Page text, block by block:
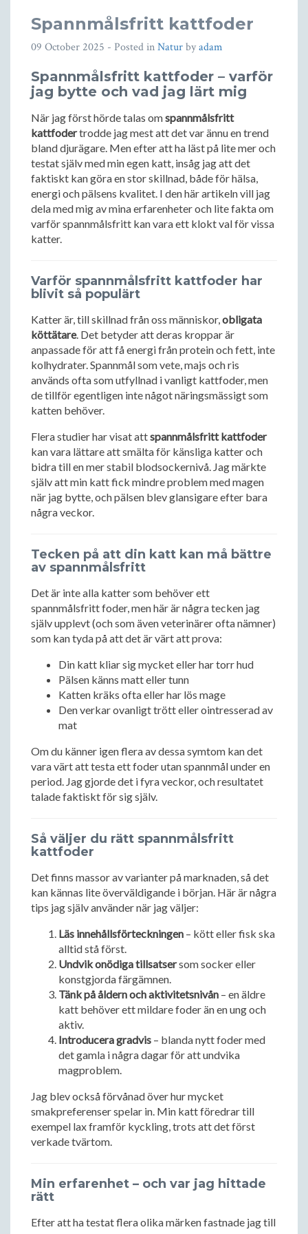
Spannmålsfritt kattfoder
09 October 2025 - Posted inNaturbyadam
Spannmålsfritt kattfoder – varför
jag bytte och vad jag lärt mig
När jag först hörde talas omspannmålsfritt
kattfodertrodde jag mest att det var ännu en trend
bland djurägare. Men efter att ha läst på lite mer och
testat själv med min egen katt, insåg jag att det
faktiskt kan göra en stor skillnad, både för hälsa,
energi och pälsens kvalitet. I den här artikeln vill jag
dela med mig av mina erfarenheter och lite fakta om
varför spannmålsfritt kan vara ett klokt val för vissa
katter.
Varför spannmålsfritt kattfoder har
blivit så populärt
Katter är, till skillnad från oss människor,obligata
köttätare. Det betyder att deras kroppar är
anpassade för att få energi från protein och fett, inte
kolhydrater. Spannmål som vete, majs och ris
används ofta som utfyllnad i vanligt kattfoder, men
de tillför egentligen inte något näringsmässigt som
katten behöver.
Flera studier har visat attspannmålsfritt kattfoder
kan vara lättare att smälta för känsliga katter och
bidra till en mer stabil blodsockernivå. Jag märkte
själv att min katt fick mindre problem med magen
när jag bytte, och pälsen blev glansigare efter bara
några veckor.
Tecken på att din katt kan må bättre
av spannmålsfritt
Det är inte alla katter som behöver ett
spannmålsfritt foder, men här är några tecken jag
själv upplevt (och som även veterinärer ofta nämner)
som kan tyda på att det är värt att prova:
Din katt kliar sig mycket eller har torr hud
Pälsen känns matt eller tunn
Katten kräks ofta eller har lös mage
Den verkar ovanligt trött eller ointresserad av
mat
Om du känner igen flera av dessa symtom kan det
vara värt att testa ett foder utan spannmål under en
period. Jag gjorde det i fyra veckor, och resultatet
talade faktiskt för sig själv.
Så väljer du rätt spannmålsfritt
kattfoder
Det finns massor av varianter på marknaden, så det
kan kännas lite överväldigande i början. Här är några
tips jag själv använder när jag väljer:
Läs innehållsförteckningen – kött eller fisk ska
alltid stå först.
Undvik onödiga tillsatsersom socker eller
konstgjorda färgämnen.
Tänk på åldern och aktivitetsnivån – en äldre
katt behöver ett mildare foder än en ung och
aktiv.
Introducera gradvis – blanda nytt foder med
det gamla i några dagar för att undvika
magproblem.
Jag blev också förvånad över hur mycket
smakpreferenser spelar in. Min katt föredrar till
exempel lax framför kyckling, trots att det först
verkade tvärtom.
Min erfarenhet – och var jag hittade
rätt
Efter att ha testat flera olika märken fastnade jag till